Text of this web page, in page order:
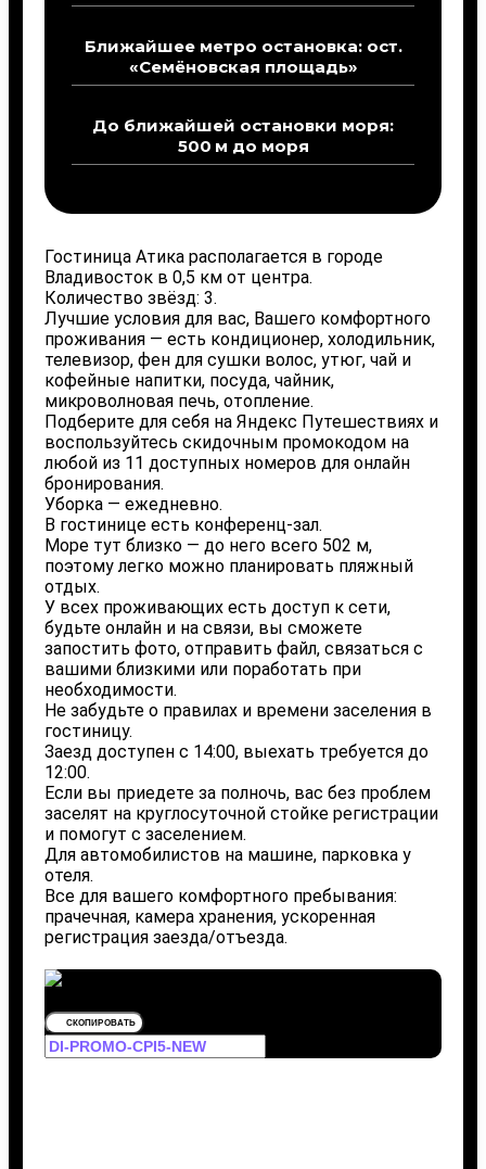
Ближайшее метро остановка: ост.
«Семёновская площадь»
До ближайшей остановки моря:
500 м до моря
Гостиница Атика располагается в городе
Владивосток в 0,5 км от центра.
Количество звёзд: 3.
Лучшие условия для вас, Вашего комфортного
проживания — есть кондиционер, холодильник,
телевизор, фен для сушки волос, утюг, чай и
кофейные напитки, посуда, чайник,
микроволновая печь, отопление.
Подберите для себя на Яндекс Путешествиях и
воспользуйтесь скидочным промокодом на
любой из 11 доступных номеров для онлайн
бронирования.
Уборка — ежедневно.
В гостинице есть конференц-зал.
Море тут близко — до него всего 502 м,
поэтому легко можно планировать пляжный
отдых.
У всех проживающих есть доступ к сети,
будьте онлайн и на связи, вы сможете
запостить фото, отправить файл, связаться с
вашими близкими или поработать при
необходимости.
Не забудьте о правилах и времени заселения в
гостиницу.
Заезд доступен с 14:00, выехать требуется до
12:00.
Если вы приедете за полночь, вас без проблем
заселят на круглосуточной стойке регистрации
и помогут с заселением.
Для автомобилистов на машине, парковка у
отеля.
Все для вашего комфортного пребывания:
прачечная, камера хранения, ускоренная
регистрация заезда/отъезда.
СКОПИРОВАТЬ